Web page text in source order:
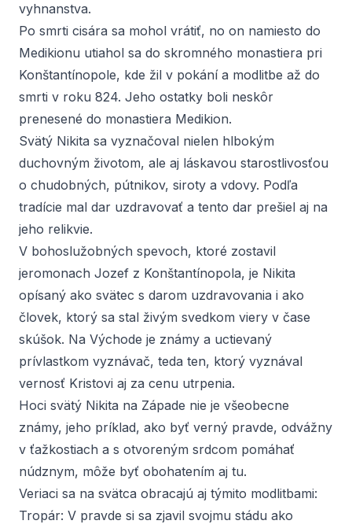
vyhnanstva.
Po smrti cisára sa mohol vrátiť, no on namiesto do
Medikionu utiahol sa do skromného monastiera pri
Konštantínopole, kde žil v pokání a modlitbe až do
smrti v roku 824. Jeho ostatky boli neskôr
prenesené do monastiera Medikion.
Svätý Nikita sa vyznačoval nielen hlbokým
duchovným životom, ale aj láskavou starostlivosťou
o chudobných, pútnikov, siroty a vdovy. Podľa
tradície mal dar uzdravovať a tento dar prešiel aj na
jeho relikvie.
V bohoslužobných spevoch, ktoré zostavil
jeromonach Jozef z Konštantínopola, je Nikita
opísaný ako svätec s darom uzdravovania i ako
človek, ktorý sa stal živým svedkom viery v čase
skúšok. Na Východe je známy a uctievaný
prívlastkom vyznávač, teda ten, ktorý vyznával
vernosť Kristovi aj za cenu utrpenia.
Hoci svätý Nikita na Západe nie je všeobecne
známy, jeho príklad, ako byť verný pravde, odvážny
v ťažkostiach a s otvoreným srdcom pomáhať
núdznym, môže byť obohatením aj tu.
Veriaci sa na svätca obracajú aj týmito modlitbami:
Tropár: V pravde si sa zjavil svojmu stádu ako